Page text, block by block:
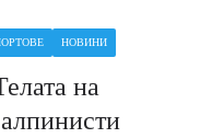
НОВИНИ
на